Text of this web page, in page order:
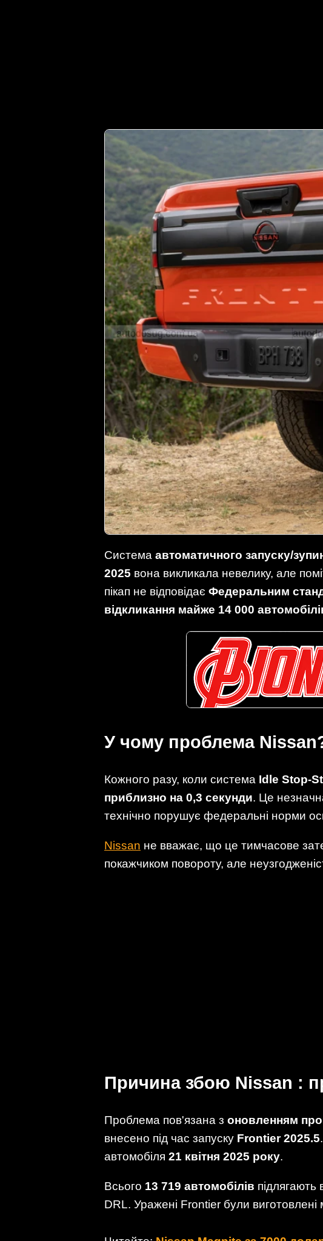
Система автоматичного запуску/
2025 вона викликала невелику, але
пікап не відповідає Федеральним
відкликання майже 14 000
У чому проблема
Кожного разу, коли система Idle Stop-
приблизно на 0,3 секунди. Це
технічно порушує федеральні норми
Nissan не вважає, що це тимчасове
покажчиком повороту, але
Причина збою Nissan :
Проблема пов'язана з оновленням
внесено під час запуску Frontier 2025.5
автомобіля 21 квітня 2025 року.
Всього 13 719 автомобілів
DRL. Уражені Frontier були виготовлені